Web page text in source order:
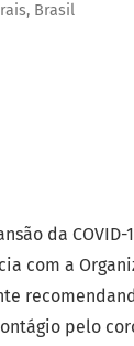
Brasil
da
com a
pelo